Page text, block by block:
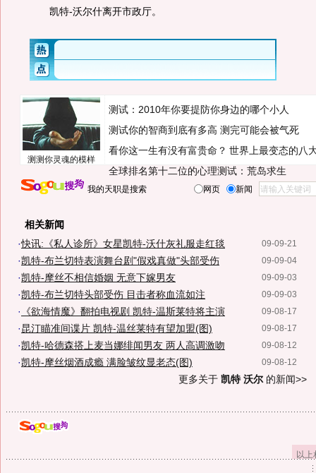
凯特-沃尔什离开市政厅。
测测你灵魂的模样
测试：2010年你要提防你身边的哪个小人
测试你的智商到底有多高 测完可能会被气死
看你这一生有没有富贵命？ 世界上最变态的八
全球排名第十二位的心理测试：荒岛求生
我的天职是搜索 网页 新闻
相关新闻
09-09-21
·快讯:《私人诊所》女星凯特-沃什灰礼服走红毯
09-09-04
·凯特-布兰切特表演舞台剧"假戏真做"头部受伤
09-09-03
·凯特-摩丝不相信婚姻 无意下嫁男友
09-09-03
·凯特-布兰切特头部受伤 目击者称血流如注
09-08-17
· 《欲海情魔》翻拍电视剧 凯特-温斯莱特将主演
09-08-17
·昆汀瞄准间谍片 凯特-温丝莱特有望加盟(图)
09-08-12
·凯特-哈德森搭上麦当娜绯闻男友 两人高调激吻
09-08-12
·凯特-摩丝烟酒成瘾 满脸皱纹显老态(图)
更多关于 凯特 沃尔 的新闻>>
以